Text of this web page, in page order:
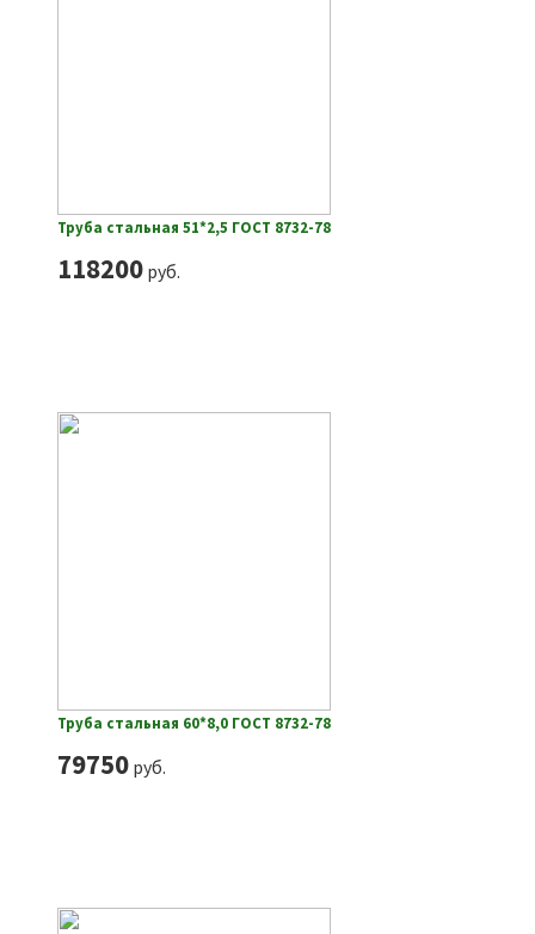
Труба стальная 51*2,5 ГОСТ 8732-78
118200руб.
Труба стальная 60*8,0 ГОСТ 8732-78
79750руб.